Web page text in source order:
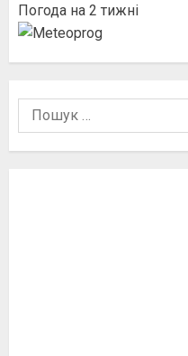
Погода на 2 тижні
Пошук: